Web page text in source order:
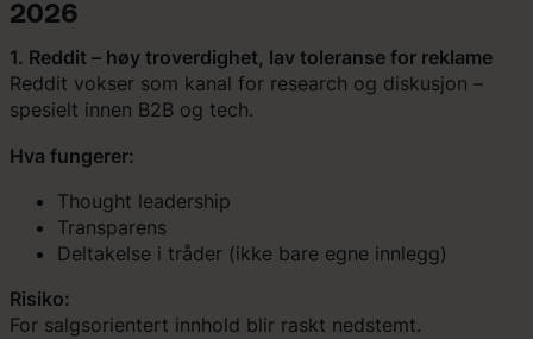
2026
1. Reddit – høy troverdighet, lav toleranse for reklame
Reddit vokser som kanal for research og diskusjon –
spesielt innen B2B og tech.
Hva fungerer:
Thought leadership
Transparens
Deltakelse i tråder (ikke bare egne innlegg)
Risiko:
For salgsorientert innhold blir raskt nedstemt.